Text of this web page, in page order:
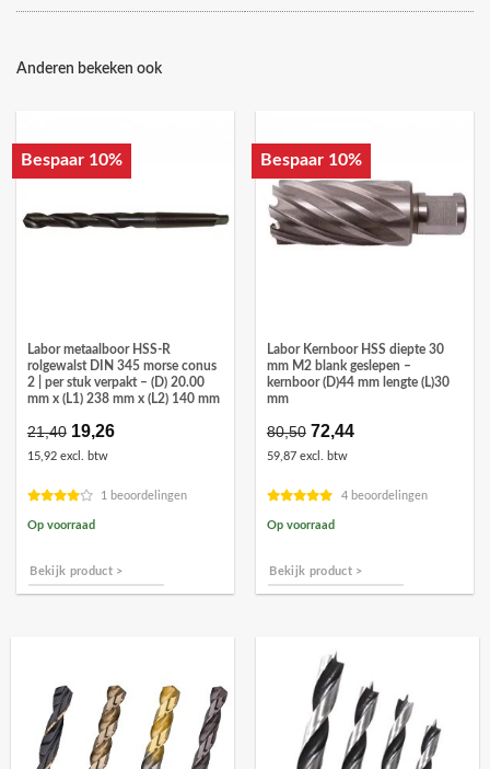
Anderen bekeken ook
Bespaar 10%
Labor metaalboor HSS-R
rolgewalst DIN 345 morse conus
2 | per stuk verpakt – (D) 20.00
mm x (L1) 238 mm x (L2) 140 mm
21,40 Oorspronkelijke
prijs
was:
19,26Huidige
15,92 excl. btw
1 beoordelingen
Op voorraad
Bekijk product >
Bespaar 10%
Labor Kernboor HSS diepte 30
mm M2 blank geslepen –
kernboor (D)44 mm lengte (L)30
mm
80,50 Oorspronkelijke
prijs
was:
72,44Huidige
59,87 excl. btw
4 beoordelingen
Op voorraad
Bekijk product >